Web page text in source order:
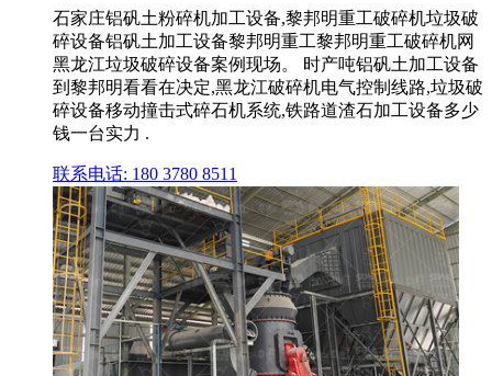
石家庄铝矾土粉碎机加工设备,黎邦明重工破碎机垃圾破
碎设备铝矾土加工设备黎邦明重工黎邦明重工破碎机网
黑龙江垃圾破碎设备案例现场。 时产吨铝矾土加工设备
到黎邦明看看在决定,黑龙江破碎机电气控制线路,垃圾破
碎设备移动撞击式碎石机系统,铁路道渣石加工设备多少
钱一台实力 .
联系电话: 180 3780 8511